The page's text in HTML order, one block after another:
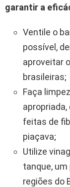
garantir a
Ventile o
possível,
aproveitar
brasileiras;
Faça
feitas de
piaçava;
Utilize
tanque,
regiões do